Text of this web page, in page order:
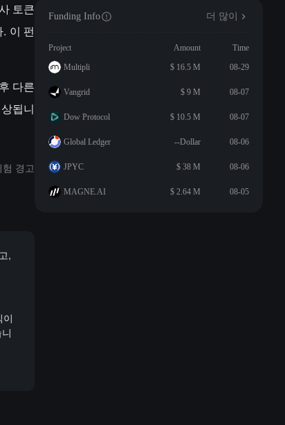
토큰
이 펀
다른
됩니
험 경고
,
Funding Info 더 많이
Project Amount
Time
Multipli
$ 16.5 M 08-29
Vangrid $ 9 M 08-07
Dow Protocol $ 10.5 M 08-07
Global Ledger --Dollar 08-06
JPYC $ 38 M 08-06
MAGNE.AI $ 2.64 M 08-05